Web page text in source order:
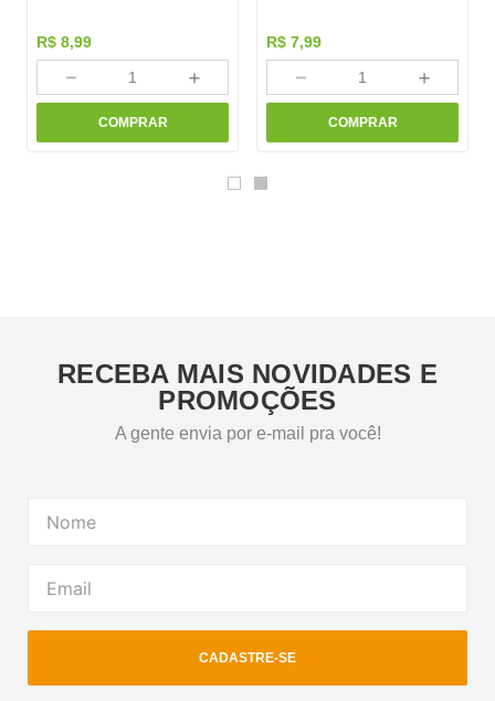
R$ 8,99
＋
－
COMPRAR
R$ 7,99
＋
－
COMPRAR
RECEBA MAIS NOVIDADES E
PROMOÇÕES
A gente envia por e-mail pra você!
CADASTRE-SE